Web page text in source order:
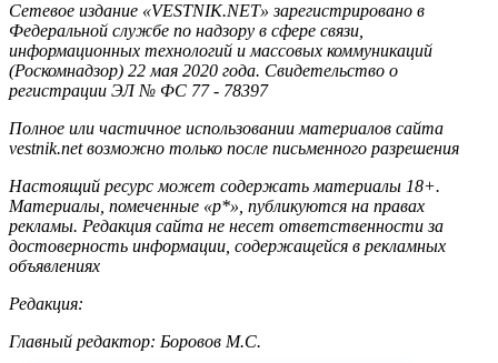
Сетевое издание «VESTNIK.NET» зарегистрировано в
Федеральной службе по надзору в сфере связи,
информационных технологий и массовых коммуникаций
(Роскомнадзор) 22 мая 2020 года. Свидетельство о
регистрации ЭЛ № ФС 77 - 78397
Полное или частичное использовании материалов сайта
vestnik.net возможно только после письменного разрешения
Настоящий ресурс может содержать материалы 18+.
Материалы, помеченные «р*», публикуются на правах
рекламы. Редакция сайта не несет ответственности за
достоверность информации, содержащейся в рекламных
объявлениях
Редакция:
Главный редактор: Боровов М.С.